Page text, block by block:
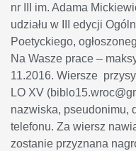
nr III im. Adama
udziału w III edycji
Poetyckiego,
Na Wasze prace –
11.2016. Wiersze
LO XV
nazwiska, pseudonimu,
telefonu. Za wiersz
zostanie przyznana